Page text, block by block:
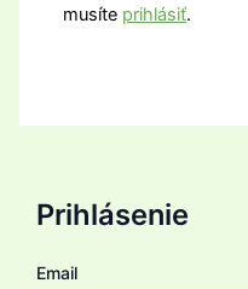
musíte prihlásiť.
Prihlásenie
Email